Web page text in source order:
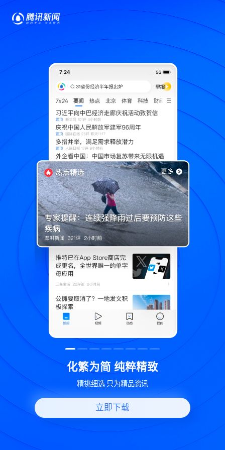
致 世界变化 热问一下
好问题好回答 多元视角看问题
立即下载